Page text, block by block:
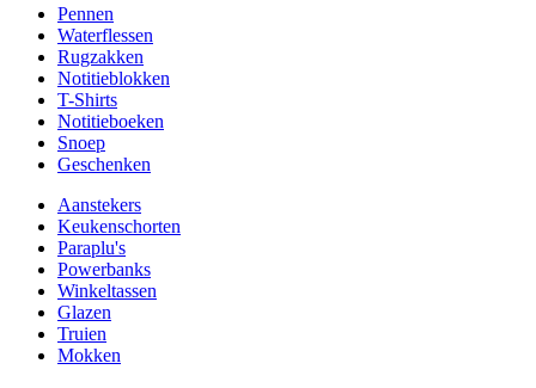
Pennen
Waterflessen
Rugzakken
Notitieblokken
T-Shirts
Notitieboeken
Snoep
Geschenken
Aanstekers
Keukenschorten
Paraplu's
Powerbanks
Winkeltassen
Glazen
Truien
Mokken